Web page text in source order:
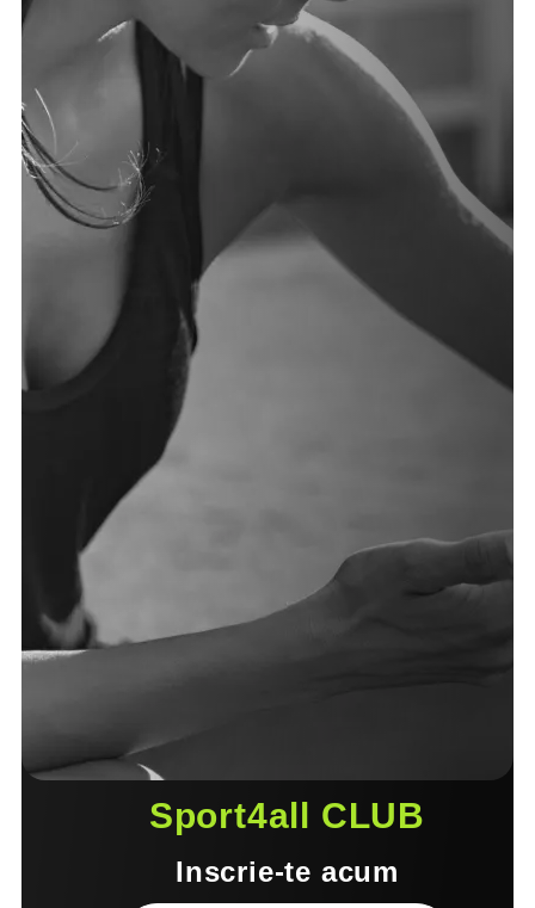
Sport4all CLUB
Inscrie-te acum